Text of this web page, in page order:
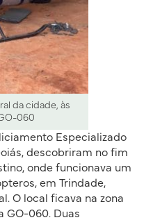
da cidade, às
060
Especializado
descobriram no fim
onde funcionava um
em Trindade,
O local ficava na zona
GO-060. Duas